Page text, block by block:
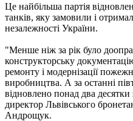
Це найбільша партія
танків, яку замовили і
незалежності України.
"Менше ніж за рік було
конструкторську
ремонту і модернізації
виробництва. А за останні
відновлено понад два
директор Львівського
Андрощук.